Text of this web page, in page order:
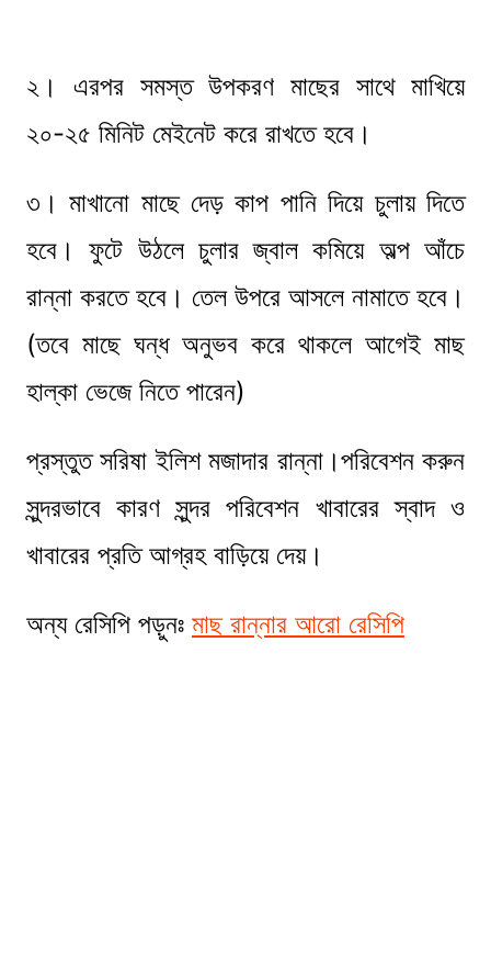
২। এরপর সমস্ত উপকরণ মাছের সাথে মাখিয়ে
২০-২৫ মিনিট মেইনেট করে রাখতে হবে।
৩। মাখানো মাছে দেড় কাপ পানি দিয়ে চুলায় দিতে
হবে। ফুটে উঠলে চুলার জ্বাল কমিয়ে অল্প আঁচে
রান্না করতে হবে। তেল উপরে আসলে নামাতে হবে।
(তবে মাছে ঘন্ধ অনুভব করে থাকলে আগেই মাছ
হাল্কা ভেজে নিতে পারেন)
প্রস্তুত সরিষা ইলিশ মজাদার রান্না।পরিবেশন করুন
সুন্দরভাবে কারণ সুন্দর পরিবেশন খাবারের স্বাদ ও
খাবারের প্রতি আগ্রহ বাড়িয়ে দেয়।
অন্য রেসিপি পড়ুনঃ মাছ রান্নার আরো রেসিপি